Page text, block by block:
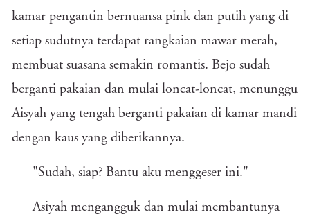
kamar pengantin bernuansa pink dan putih yang di
setiap sudutnya terdapat rangkaian mawar merah,
membuat suasana semakin romantis. Bejo sudah
berganti pakaian dan mulai loncat-loncat, menunggu
Aisyah yang tengah berganti pakaian di kamar mandi
dengan kaus yang diberikannya.
"Sudah, siap? Bantu aku menggeser ini."
Asiyah mengangguk dan mulai membantunya